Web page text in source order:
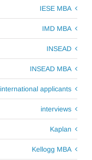
IESE MBA
IMD MBA
INSEAD
INSEAD MBA
international applicants
interviews
Kaplan
Kellogg MBA